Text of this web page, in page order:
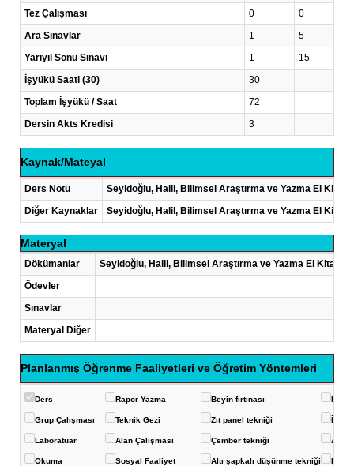
Tez Çalışması
0 0
Ara Sınavlar
1 5
Yarıyıl Sonu Sınavı
1 15
İşyükü Saati (30)
30
Toplam İşyükü / Saat
72
Dersin Akts Kredisi
3
Kaynak/Mateyal
Ders Notu
Seyidoğlu, Halil, Bilimsel Araştırma ve Yazma El
Diğer Kaynaklar
Seyidoğlu, Halil, Bilimsel Araştırma ve Yazma El
Materyal
Dökümanlar
Seyidoğlu, Halil, Bilimsel Araştırma ve Yazma El Kitabı,
Ödevler
Sınavlar
Materyal Diğer
Planlanmış Öğrenme Faaliyetleri ve Öğretim Yöntemleri
Ders Rapor Yazma Beyin fırtınası
Grup Çalışması Teknik Gezi Zıt panel tekniği
Laboratuar Alan Çalışması Çember tekniği
Okuma Sosyal Faaliyet Altı şapkalı düşünme tekniği